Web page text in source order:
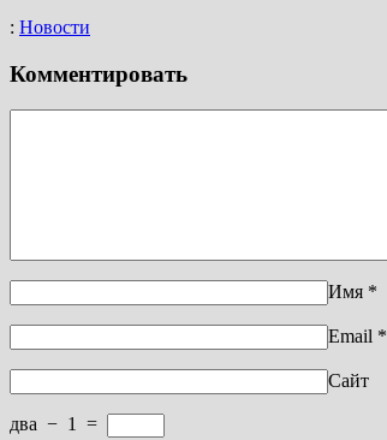
: Новости
Комментировать
Имя *
Email *
Сайт
два − 1 =